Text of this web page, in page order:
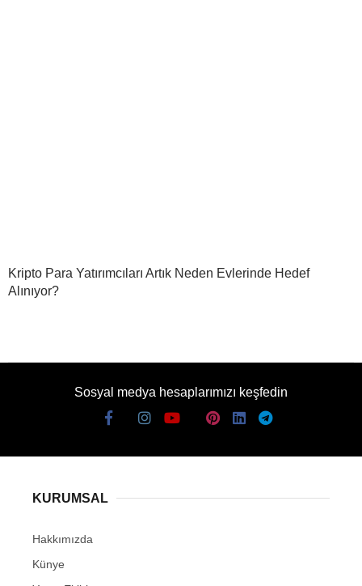
Kripto Para Yatırımcıları Artık Neden Evlerinde Hedef
Alınıyor?
Sosyal medya hesaplarımızı keşfedin
KURUMSAL
Hakkımızda
Künye